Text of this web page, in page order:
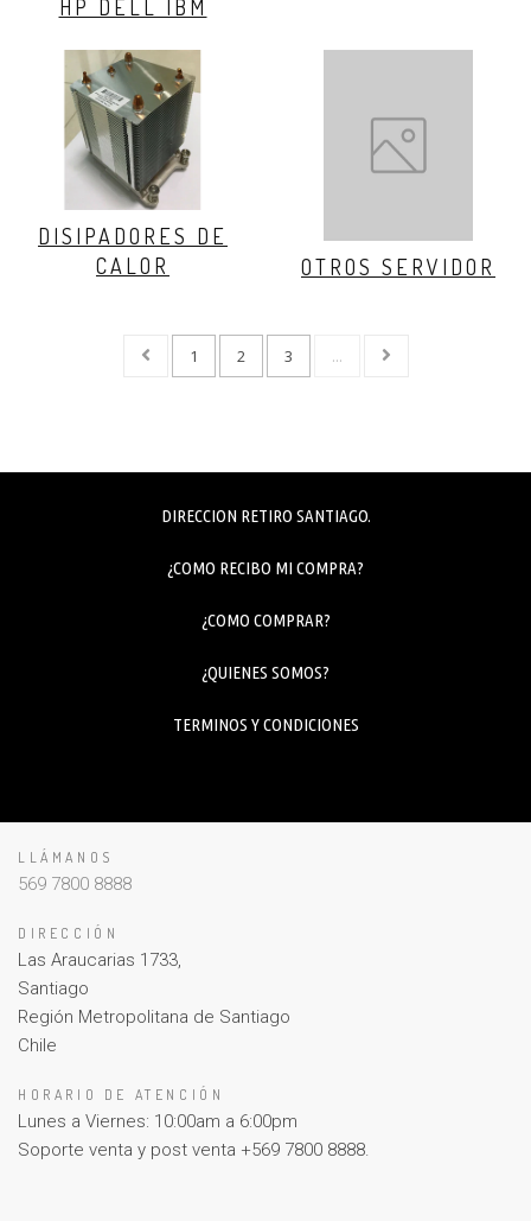
HP DELL IBM
DISIPADORES DE
CALOR
OTROS SERVIDOR
1 2 3 ...
DIRECCION RETIRO SANTIAGO.
¿COMO RECIBO MI COMPRA?
¿COMO COMPRAR?
¿QUIENES SOMOS?
TERMINOS Y CONDICIONES
LLÁMANOS
569 7800 8888
DIRECCIÓN
Las Araucarias 1733,
Santiago
Región Metropolitana de Santiago
Chile
HORARIO DE ATENCIÓN
Lunes a Viernes: 10:00am a 6:00pm
Soporte venta y post venta +569 7800 8888.